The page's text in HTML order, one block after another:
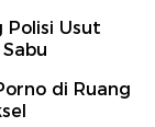
Polisi Usut
di Ruang